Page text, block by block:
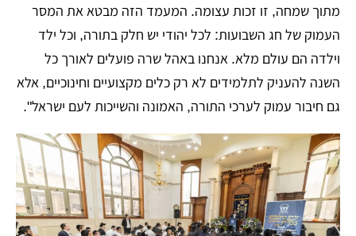
מתוך שמחה, זו זכות עצומה. המעמד הזה מבטא את המסר
העמוק של חג השבועות: לכל יהודי יש חלק בתורה, וכל ילד
וילדה הם עולם מלא. אנחנו באהל שרה פועלים לאורך כל
השנה להעניק לתלמידים לא רק כלים מקצועיים וחינוכיים, אלא
גם חיבור עמוק לערכי התורה, האמונה והשייכות לעם ישראל".